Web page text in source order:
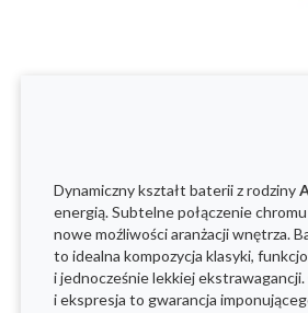
Dynamiczny kształt baterii z rodziny
energią. Subtelne połączenie
nowe moźliwości aranżacji wnętrza.
to idealna kompozycja klasyki,
i jednocześnie lekkiej
i ekspresja to gwarancja